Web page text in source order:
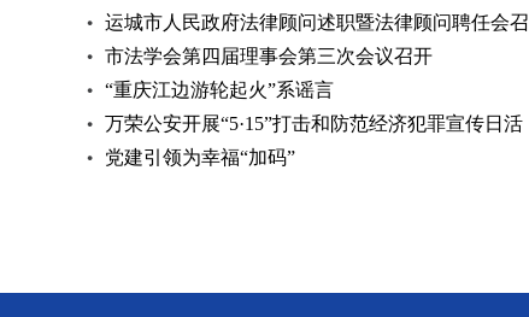
运城市人民政府法律顾问述职暨法律顾问聘任会召
开市法学会第四届理事会第三次会议召开
“重庆江边游轮起火”系谣言
万荣公安开展“5·15”打击和防范经济犯罪宣传日活
动 党建引领为幸福“加码”